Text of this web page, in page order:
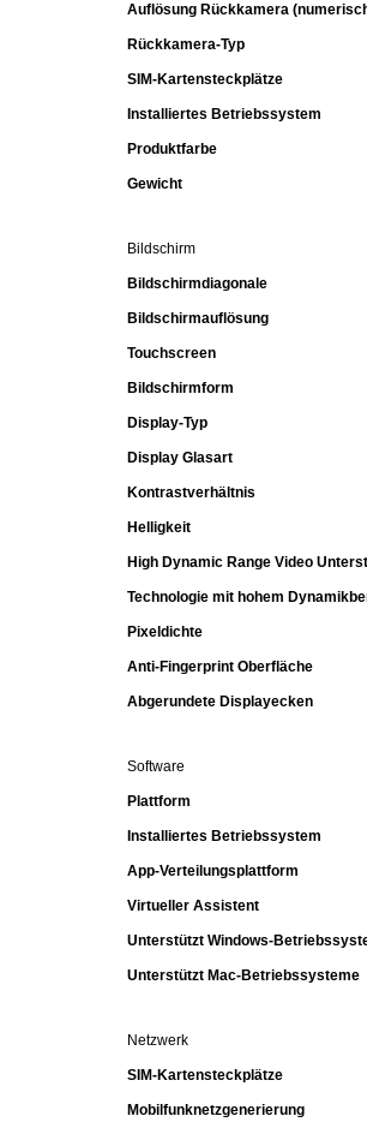
Isotonische / Energy / Eiskaffee
Kaffee / Tee Zubehör
Karaffen / Krüge
Kartoffelprod./Beilagen/Fruchtsalat gek.
Kau-/ Fruchtgummi/ Kindersüßware
Kerzen / Anzündhilfen
Kochgeschirr
Küchenzubehör
Marinierte / geräucherte Fische
Mehl / Griess / Stärke / Getreide
Obstkonserven
Auflösung Rückkamera
Rückkamera-Typ
SIM-Kartensteckplätze
Installiertes Betriebssystem
Produktfarbe
Gewicht
Bildschirm
Bildschirmdiagonale
Bildschirmauflösung
Touchscreen
Bildschirmform
Display-Typ
Display Glasart
Kontrastverhältnis
Helligkeit
High Dynamic Range Video
Technologie mit hohem
Pixeldichte
Anti-Fingerprint Oberfläche
Abgerundete Displayecken
Software
Plattform
Installiertes Betriebssystem
App-Verteilungsplattform
Virtueller Assistent
Unterstützt Windows-
Unterstützt Mac-Betriebssysteme
Netzwerk
SIM-Kartensteckplätze
Mobilfunknetzgenerierung